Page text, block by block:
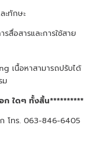
ะทักษะ
สื่อสารและการใช้สาย
เนื้อหาสามารถปรับได้
ม
ใดๆ ทั้งสิ้น**********
โทร. 063-846-6405